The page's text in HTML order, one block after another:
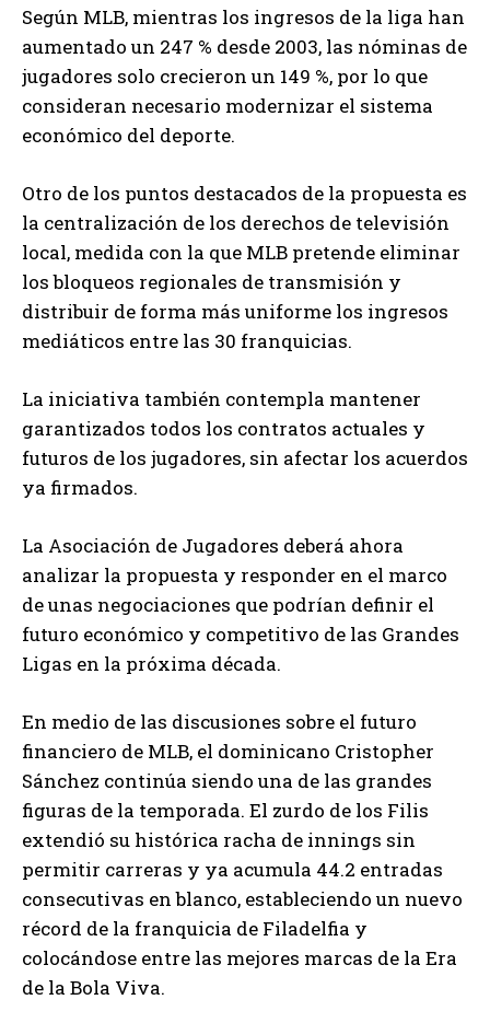
Según MLB, mientras los ingresos de la liga han
aumentado un 247 % desde 2003, las nóminas de
jugadores solo crecieron un 149 %, por lo que
consideran necesario modernizar el sistema
económico del deporte.
Otro de los puntos destacados de la propuesta es
la centralización de los derechos de televisión
local, medida con la que MLB pretende eliminar
los bloqueos regionales de transmisión y
distribuir de forma más uniforme los ingresos
mediáticos entre las 30 franquicias.
La iniciativa también contempla mantener
garantizados todos los contratos actuales y
futuros de los jugadores, sin afectar los acuerdos
ya firmados.
La Asociación de Jugadores deberá ahora
analizar la propuesta y responder en el marco
de unas negociaciones que podrían definir el
futuro económico y competitivo de las Grandes
Ligas en la próxima década.
En medio de las discusiones sobre el futuro
financiero de MLB, el dominicano Cristopher
Sánchez continúa siendo una de las grandes
figuras de la temporada. El zurdo de los Filis
extendió su histórica racha de innings sin
permitir carreras y ya acumula 44.2 entradas
consecutivas en blanco, estableciendo un nuevo
récord de la franquicia de Filadelfia y
colocándose entre las mejores marcas de la Era
de la Bola Viva.